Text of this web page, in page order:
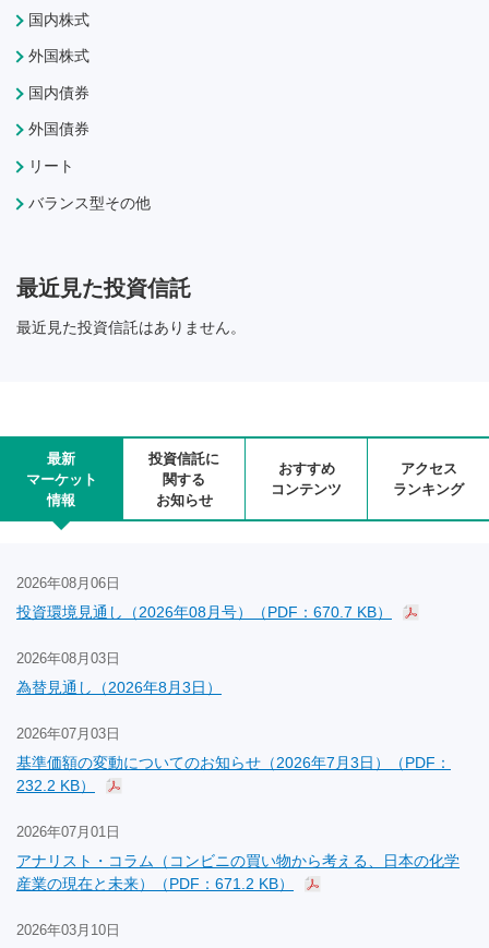
国内株式
外国株式
国内債券
外国債券
リート
バランス型その他
最近見た投資信託
最近見た投資信託はありません。
最新
マーケット
情報
投資信託に
関する
お知らせ
おすすめ
コンテンツ
アクセス
ランキング
2026年08月06日
投資環境見通し（2026年08月号）（PDF：670.7 KB）
2026年08月03日
為替見通し（2026年8月3日）
2026年07月03日
基準価額の変動についてのお知らせ（2026年7月3日）（PDF：
232.2 KB）
2026年07月01日
アナリスト・コラム（コンビニの買い物から考える、日本の化学
産業の現在と未来）（PDF：671.2 KB）
2026年03月10日